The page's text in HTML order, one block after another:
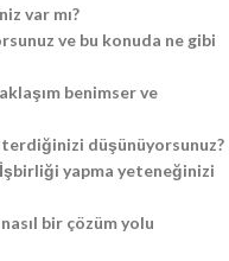
var mı?
ve bu konuda ne gibi
benimser ve
düşünüyorsunuz?
yapma yeteneğinizi
bir çözüm yolu